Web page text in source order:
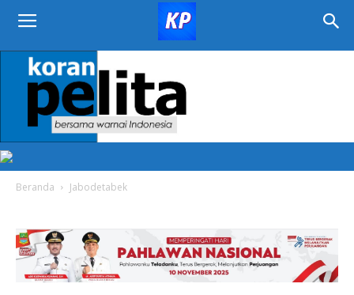
KORAN
PELITA
Beranda Jabodetabek